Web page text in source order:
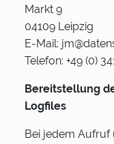
Markt 9
04109 Leipzig
E-Mail:
Telefon: +49 (0)
Bereitstellung
Logfiles
Bei jedem Aufruf